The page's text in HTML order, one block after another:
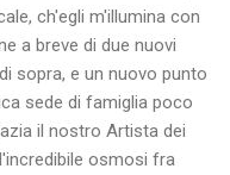
ch'egli m'illumina con
a breve di due nuovi
sopra, e un nuovo punto
sede di famiglia poco
il nostro Artista dei
osmosi fra